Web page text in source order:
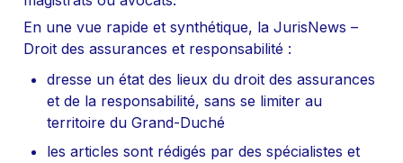
En une vue rapide et synthétique, la JurisNews –
Droit des assurances et responsabilité :
dresse un état des lieux du droit des assurances
et de la responsabilité, sans se limiter au
territoire du Grand-Duché
les articles sont rédigés par des spécialistes et